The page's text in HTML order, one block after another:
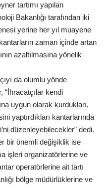
tartımı yapılan
Bakanlığı tarafından iki
yerine her yıl muayene
zaman içinde artan
azaltılmasına yönelik
da olumlu yönde
“İhracatçılar kendi
uygun olarak kurdukları,
yaptırdıkları kantarlarında
düzenleyebilecekler” dedi.
bir önemli değişiklik ise
işleri organizatörlerine ve
operatörlerine ait tartı
bölge müdürlüklerine ve